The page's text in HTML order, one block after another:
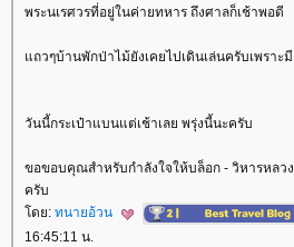
พระนเรศวรที่อยู่ในค่ายทหาร ถึงศาลก็เช้าพอดี
ถวๆบ้านพักป่าไม้ยังเคยไปเดินเล่นครับเพราะ
วันนี้กระเป๋าแบนแต่เช้าเลย พรุ่งนี้นะครับ
ขอขอบคุณสำหรับกำลังใจให้บล็อก - วิหารหลว
ครับ
ดย: ทนายอ้วน
16:45:11 น.